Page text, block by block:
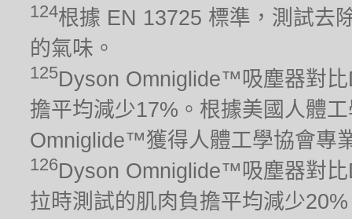
124根據 EN 13725 標準，測試去
的氣味。
125Dyson Omniglide™吸塵器對
擔平均減少17%。根據美國人體
Omniglide™獲得人體工學協會專
126Dyson Omniglide™吸塵器對
拉時測試的肌肉負擔平均減少